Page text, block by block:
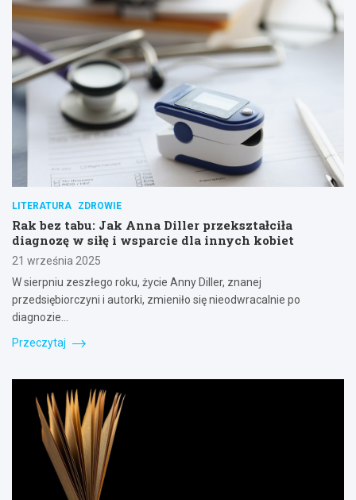
LITERATURA ZDROWIE
Rak bez tabu: Jak Anna Diller przekształciła
diagnozę w siłę i wsparcie dla innych kobiet
21 września 2025
W sierpniu zeszłego roku, życie Anny Diller, znanej
przedsiębiorczyni i autorki, zmieniło się nieodwracalnie po
diagnozie…
Przeczytaj